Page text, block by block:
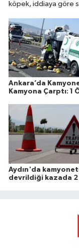
köpek, iddiaya göre
barınakta öldüğü
sorumluların
Ankara’da
Kamyona Çarptı: 1
Aydın'da
devrildiği kazada 2